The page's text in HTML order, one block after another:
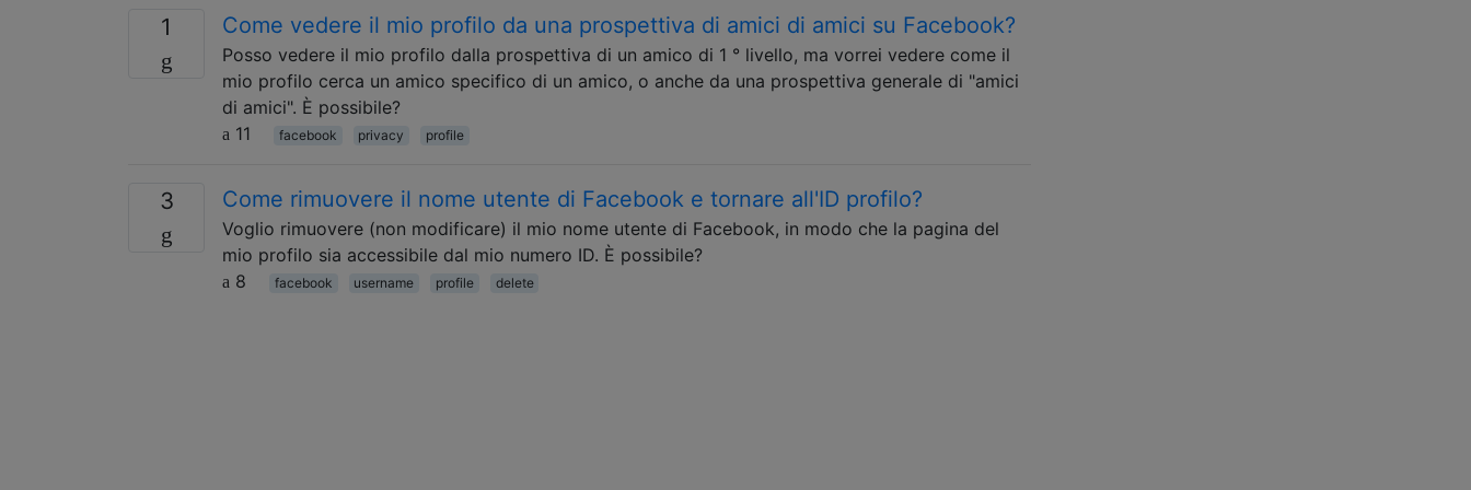
1 Come vedere il mio profilo da una prospettiva di amici di amici su Facebook?
Posso vedere il mio profilo dalla prospettiva di un amico di 1 ° livello, ma vorrei vedere come il
mio profilo cerca un amico specifico di un amico, o anche da una prospettiva generale di "amici
di amici". È possibile?
11
facebook privacy profile
3 Come rimuovere il nome utente di Facebook e tornare all'ID profilo?
Voglio rimuovere (non modificare) il mio nome utente di Facebook, in modo che la pagina del
mio profilo sia accessibile dal mio numero ID. È possibile?
8
facebook username profile delete